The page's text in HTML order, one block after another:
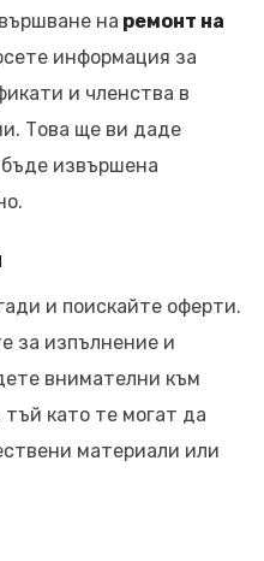
на ремонт на
информация за
и членства в
Това ще ви даде
извършена
и поискайте оферти.
за изпълнение и
внимателни към
като те могат да
материали или